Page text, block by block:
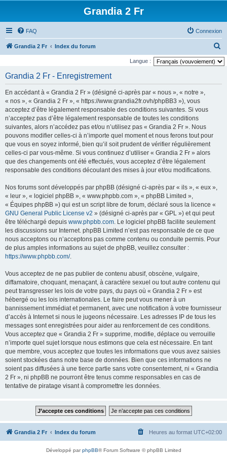
Grandia 2 Fr
FAQ Connexion
Grandia 2 Fr Index du forum
e
Langue :
Grandia 2 Fr - Enregistrement
En accédant à « Grandia 2 Fr » (désigné ci-après par « nous », « notre »,
« nos », « Grandia 2 Fr », « https://www.grandia2fr.ovh/phpBB3 »), vous
acceptez d’être légalement responsable des conditions suivantes. Si vous
n’acceptez pas d’être légalement responsable de toutes les conditions
suivantes, alors n’accédez pas et/ou n’utilisez pas « Grandia 2 Fr ». Nous
pouvons modifier celles-ci à n’importe quel moment et nous ferons tout pour
que vous en soyez informé, bien qu’il soit prudent de vérifier régulièrement
celles-ci par vous-même. Si vous continuez d’utiliser « Grandia 2 Fr » alors
que des changements ont été effectués, vous acceptez d’être légalement
responsable des conditions découlant des mises à jour et/ou modifications.
Nos forums sont développés par phpBB (désigné ci-après par « ils », « eux »,
« leur », « logiciel phpBB », « www.phpbb.com », « phpBB Limited »,
« Équipes phpBB ») qui est un script libre de forum, déclaré sous la licence «
GNU General Public License v2 » (désigné ci-après par « GPL ») et qui peut
être téléchargé depuis www.phpbb.com. Le logiciel phpBB facilite seulement
les discussions sur Internet. phpBB Limited n’est pas responsable de ce que
nous acceptons ou n’acceptons pas comme contenu ou conduite permis. Pour
de plus amples informations au sujet de phpBB, veuillez consulter :
https://www.phpbb.com/.
Vous acceptez de ne pas publier de contenu abusif, obscène, vulgaire,
diffamatoire, choquant, menaçant, à caractère sexuel ou tout autre contenu qui
peut transgresser les lois de votre pays, du pays où « Grandia 2 Fr » est
hébergé ou les lois internationales. Le faire peut vous mener à un
bannissement immédiat et permanent, avec une notification à votre fournisseur
d’accès à Internet si nous le jugeons nécessaire. Les adresses IP de tous les
messages sont enregistrées pour aider au renforcement de ces conditions.
Vous acceptez que « Grandia 2 Fr » supprime, modifie, déplace ou verrouille
n’importe quel sujet lorsque nous estimons que cela est nécessaire. En tant
que membre, vous acceptez que toutes les informations que vous avez saisies
soient stockées dans notre base de données. Bien que ces informations ne
soient pas diffusées à une tierce partie sans votre consentement, ni « Grandia
2 Fr », ni phpBB ne pourront être tenus comme responsables en cas de
tentative de piratage visant à compromettre les données.
Grandia 2 Fr Index du forum Heures au format UTC+02:00
Développé parphpBB® Forum Software © phpBB Limited